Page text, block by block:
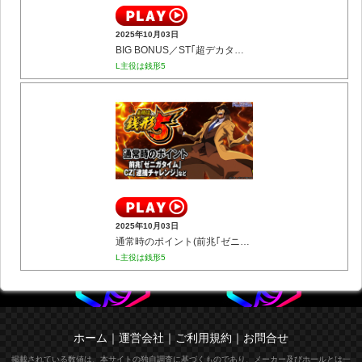
2025年10月03日
BIG BONUS／ST｢超デカタイム｣(BIGジャッジ／ゼニロボBIG BANGなど)
L主役は銭形5
2025年10月03日
通常時のポイント(前兆｢ゼニガタイム｣／CZ｢逮捕チャレンジ｣など)
L主役は銭形5
ホーム ｜ 運営会社 ｜ ご利用規約 ｜ お問合せ
掲載されている数値は、本サイトの独自調査に基づくものであり、メーカー及びホールとは一